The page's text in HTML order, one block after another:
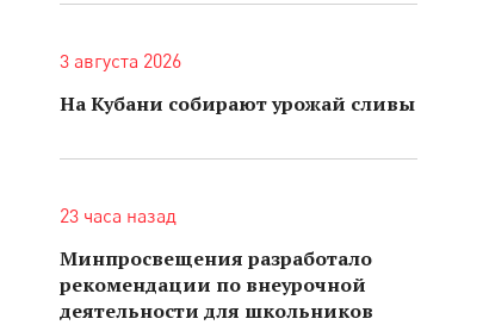
3 августа 2026
На Кубани собирают урожай сливы
23 часа назад
Минпросвещения разработало
рекомендации по внеурочной
деятельности для школьников